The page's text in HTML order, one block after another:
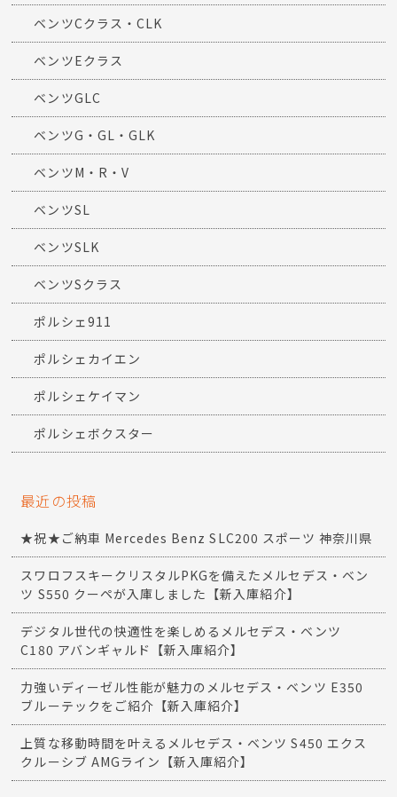
ベンツCクラス・CLK
ベンツEクラス
ベンツGLC
ベンツG・GL・GLK
ベンツM・R・V
ベンツSL
ベンツSLK
ベンツSクラス
ポルシェ911
ポルシェカイエン
ポルシェケイマン
ポルシェボクスター
最近の投稿
★祝★ご納車 Mercedes Benz SLC200 スポーツ 神奈川県
スワロフスキークリスタルPKGを備えたメルセデス・ベン
ツ S550 クーペが入庫しました【新入庫紹介】
デジタル世代の快適性を楽しめるメルセデス・ベンツ
C180 アバンギャルド【新入庫紹介】
力強いディーゼル性能が魅力のメルセデス・ベンツ E350
ブルーテックをご紹介【新入庫紹介】
上質な移動時間を叶えるメルセデス・ベンツ S450 エクス
クルーシブ AMGライン【新入庫紹介】